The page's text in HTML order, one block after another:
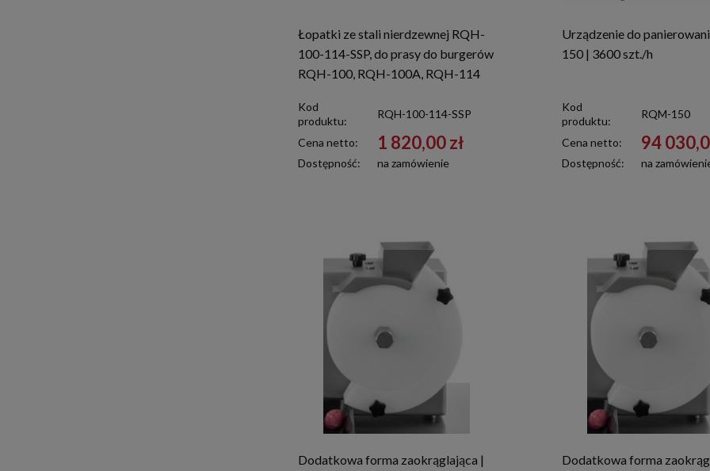
Łopatki ze stali nierdzewnej RQH-
100-114-SSP, do prasy do burgerów
RQH-100, RQH-100A, RQH-114
Kod
produktu:
RQH-100-114-SSP
Cena netto: 1 820,00 zł
Dostępność: na zamówienie
Urządzenie do
150 | 3600 szt./h
Kod
produktu:
RQM-150
Cena netto: 94
Dostępność: na
Dodatkowa forma zaokrąglająca |
Dodatkowa forma